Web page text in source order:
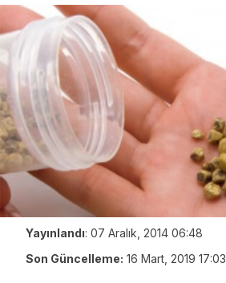
Yayınlandı: 07 Aralık, 2014 06:48
Son Güncelleme: 16 Mart, 2019 17:03